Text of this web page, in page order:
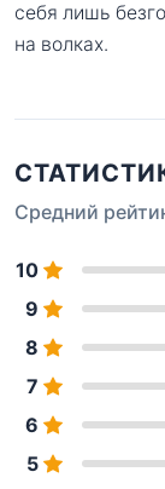
себя лишь
на волках.
Средний
10
9
8
7
6
5